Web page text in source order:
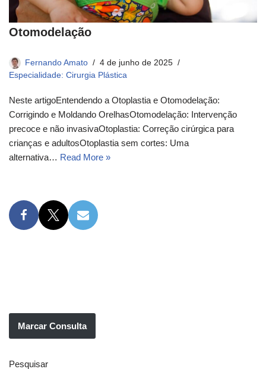
Otomodelação
Fernando Amato
4 de junho de 2025
Especialidade: Cirurgia Plástica
Neste artigoEntendendo a Otoplastia e Otomodelação:
Corrigindo e Moldando OrelhasOtomodelação: Intervenção
precoce e não invasivaOtoplastia: Correção cirúrgica para
crianças e adultosOtoplastia sem cortes: Uma
alternativa… Read More »
Marcar Consulta
Pesquisar